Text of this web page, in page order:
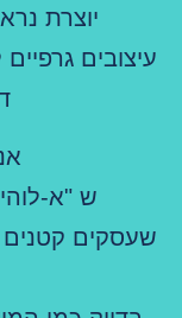
יוצרת
עיצובים
ש "א-
שעסקים קטנים